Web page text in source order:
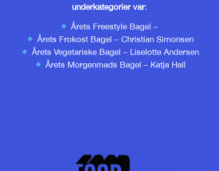
underkategorier var:
Årets Freestyle Bagel –
Årets Frokost Bagel –Christian Simonsen
Årets Vegetariske Bagel – Liselotte Andersen
Årets Morgenmads Bagel – Katja Hall